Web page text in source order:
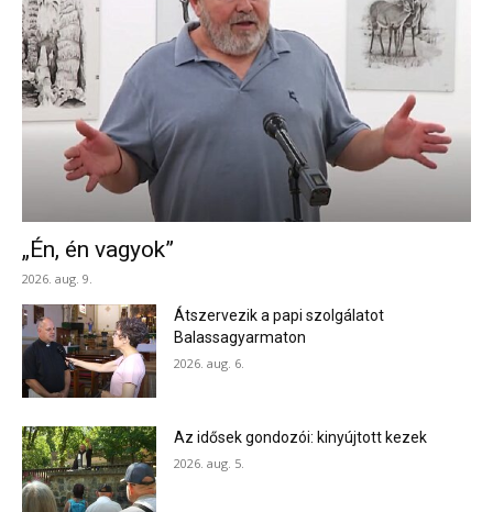
„Én, én vagyok”
2026. aug. 9.
Átszervezik a papi szolgálatot
Balassagyarmaton
2026. aug. 6.
Az idősek gondozói: kinyújtott kezek
2026. aug. 5.